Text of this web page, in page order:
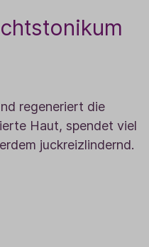
regeneriert die
Haut, spendet viel
juckreizlindernd.